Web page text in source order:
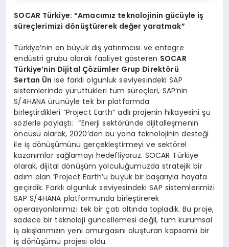
SOCAR Türkiye: “Amacımız teknolojinin gücüyle iş
süreçlerimizi dönüştürerek değer yaratmak”
Türkiye’nin en büyük dış yatırımcısı ve entegre
endüstri grubu olarak faaliyet gösteren SOCAR
Türkiye’nin Dijital Çözümler Grup Direktörü
Sertan Ün ise farklı olgunluk seviyesindeki SAP
sistemlerinde yürüttükleri tüm süreçleri, SAP’nin
S/4HANA ürünüyle tek bir platformda
birleştirdikleri “Project Earth” adlı projenin hikayesini şu
sözlerle paylaştı: “Enerji sektöründe dijitalleşmenin
öncüsü olarak, 2020’den bu yana teknolojinin desteği
ile iş dönüşümünü gerçekleştirmeyi ve sektörel
kazanımlar sağlamayı hedefliyoruz. SOCAR Türkiye
olarak, dijital dönüşüm yolculuğumuzda stratejik bir
adım olan ‘Project Earth’ü büyük bir başarıyla hayata
geçirdik. Farklı olgunluk seviyesindeki SAP sistemlerimizi
SAP S/4HANA platformunda birleştirerek
operasyonlarımızı tek bir çatı altında topladık. Bu proje,
sadece bir teknoloji güncellemesi değil, tüm kurumsal
iş akışlarımızın yeni omurgasını oluşturan kapsamlı bir
iş dönüşümü projesi oldu.